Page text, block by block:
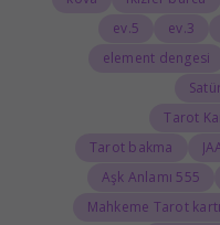
3.ev
5.ev
element dengesi
Tarot
Tarot bakma
555 Aşk Anlamı
Mahkeme Tarot kartı